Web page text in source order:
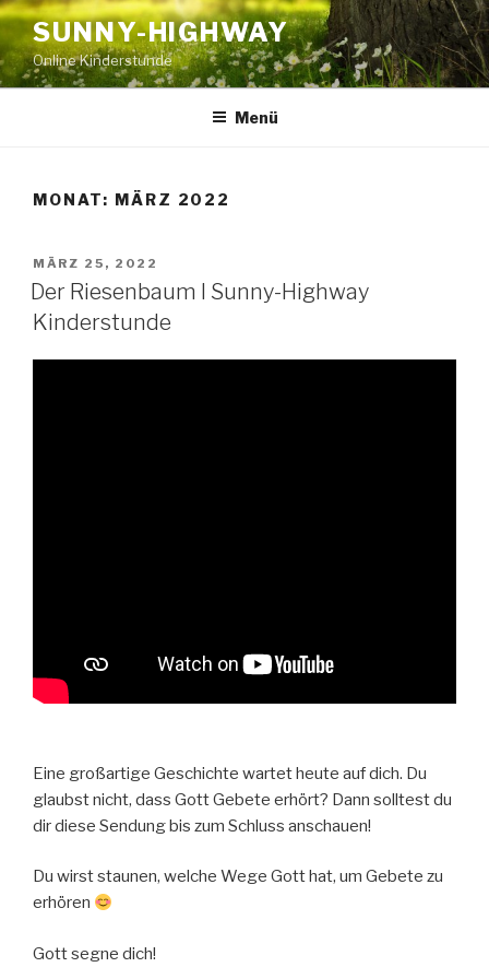
Zum
Inhalt
springen
SUNNY-HIGHWAY
Online Kinderstunde
Menü
MONAT: MÄRZ 2022
VERÖFFENTLICHT
AM
MÄRZ 25, 2022
Der Riesenbaum I Sunny-Highway
Kinderstunde
Eine großartige Geschichte wartet heute auf dich. Du
glaubst nicht, dass Gott Gebete erhört? Dann solltest du
dir diese Sendung bis zum Schluss anschauen!
Du wirst staunen, welche Wege Gott hat, um Gebete zu
erhören
Gott segne dich!